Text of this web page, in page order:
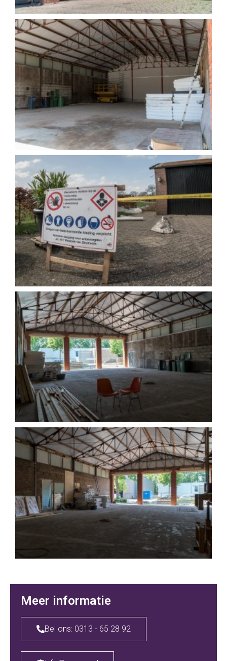
Meer informatie
Bel ons: 0313 - 65 28 92